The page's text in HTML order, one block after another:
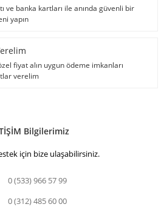
ve banka kartları ile anında güvenli bir
yapın
fiyat alın uygun ödeme imkanları
verelim
Bilgilerimiz
için bize ulaşabilirsiniz.
0 (533) 966 57 99
0 (312) 485 60 00